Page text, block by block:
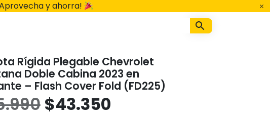
y ahorra!
Rígida Plegable Chevrolet
Doble Cabina 2023 en
– Flash Cover Fold (FD225)
El
$43.350El